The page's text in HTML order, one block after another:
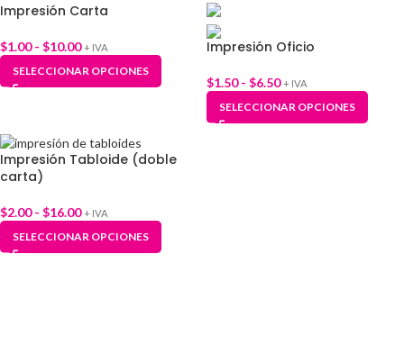
Impresión Carta
$1.00 - $10.00 + IVA
SELECCIONAR OPCIONES
Impresión Oficio
$1.50 - $6.50 + IVA
SELECCIONAR OPCIONES
Impresión Tabloide (doble
carta)
$2.00 - $16.00 + IVA
SELECCIONAR OPCIONES